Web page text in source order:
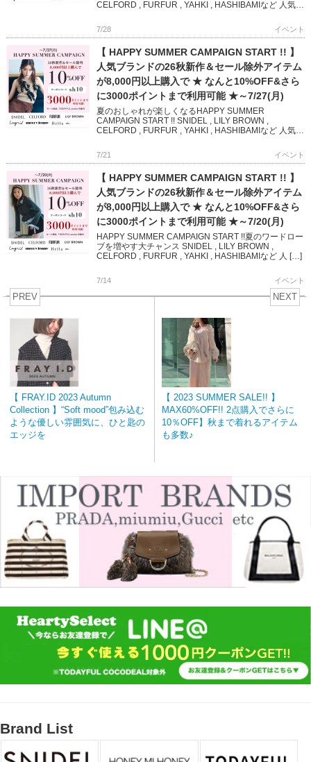
CELFORD , FURFUR , YAHKI , HASHIBAMIなど 人気
7/28 イベント
【 HAPPY SUMMER CAMPAIGN START !! 】
人気ブランドの26秋新作＆セール除外アイテム
が8,000円以上購入で ★ なんと10%OFF&さら
に3000ポイントまで利用可能 ★～7/27(月)
夏のおしゃれが楽しくなるHAPPY SUMMER
CAMPAIGN START !! SNIDEL , LILY BROWN ,
CELFORD , FURFUR , YAHKI , HASHIBAMIなど 人気ブ
7/21 イベント
【 HAPPY SUMMER CAMPAIGN START !! 】
人気ブランドの26秋新作＆セール除外アイテム
が8,000円以上購入で ★ なんと10%OFF&さら
に3000ポイントまで利用可能 ★～7/20(月)
HAPPY SUMMER CAMPAIGN START !!夏のワードロー
ブを増やす大チャンス SNIDEL , LILY BROWN ,
CELFORD , FURFUR , YAHKI , HASHIBAMIなど 人 […]
7/14 イベント
PREV
【 FRAY.ID 2023 Autumn
Collection 】“Soft mood”包み込む
ような優しい雰囲気に、ひと匙の
エッジを
NEXT
【 2023 SUMMER SALE!! 】
MAX60%OFF!! 2点購入でさらに
10％OFF】秋まで着れるアイテム
も多数♪
Brand List